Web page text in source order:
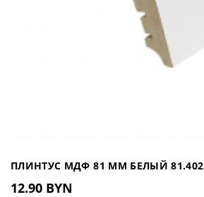
ПЛИНТУС МДФ 81 ММ БЕЛЫЙ 81.402
12.90 BYN